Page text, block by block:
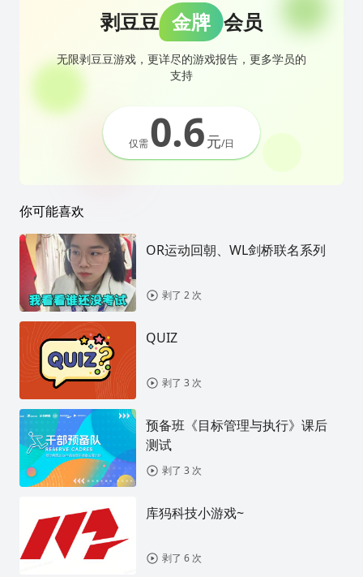
剥豆豆 金牌 会员
无限剥豆豆游戏，更详尽的游戏报告，更多学员的
支持
仅需0.6元/日
你可能喜欢
OR运动回朝、WL剑桥联名系列
剥了 2 次
QUIZ
剥了 3 次
预备班《目标管理与执行》课后
测试
剥了 3 次
库犸科技小游戏~
剥了 6 次